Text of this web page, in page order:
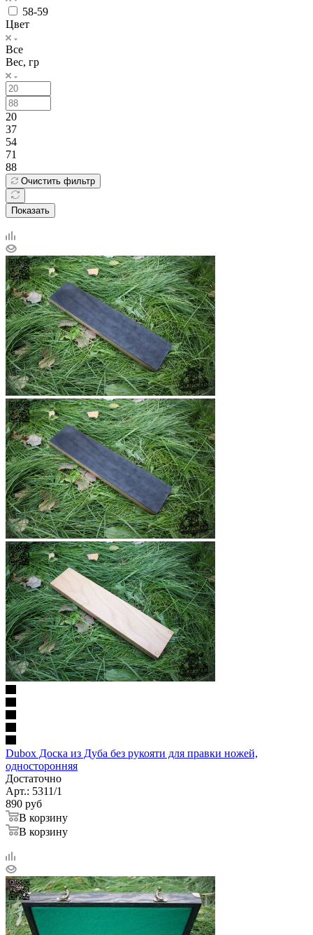
58-59
Цвет
Все
Вес, гр
20
37
54
71
88
Очистить фильтр
Показать
Dubox Доска из Дуба без рукояти для правки ножей,
односторонняя
Достаточно
Арт.: 5311/1
890 руб
В корзину
В корзину